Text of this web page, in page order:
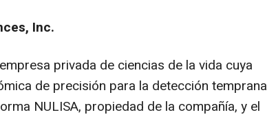
Inc.
privada de ciencias de la vida cuya
de precisión para la detección temprana
NULISA, propiedad de la compañía, y el